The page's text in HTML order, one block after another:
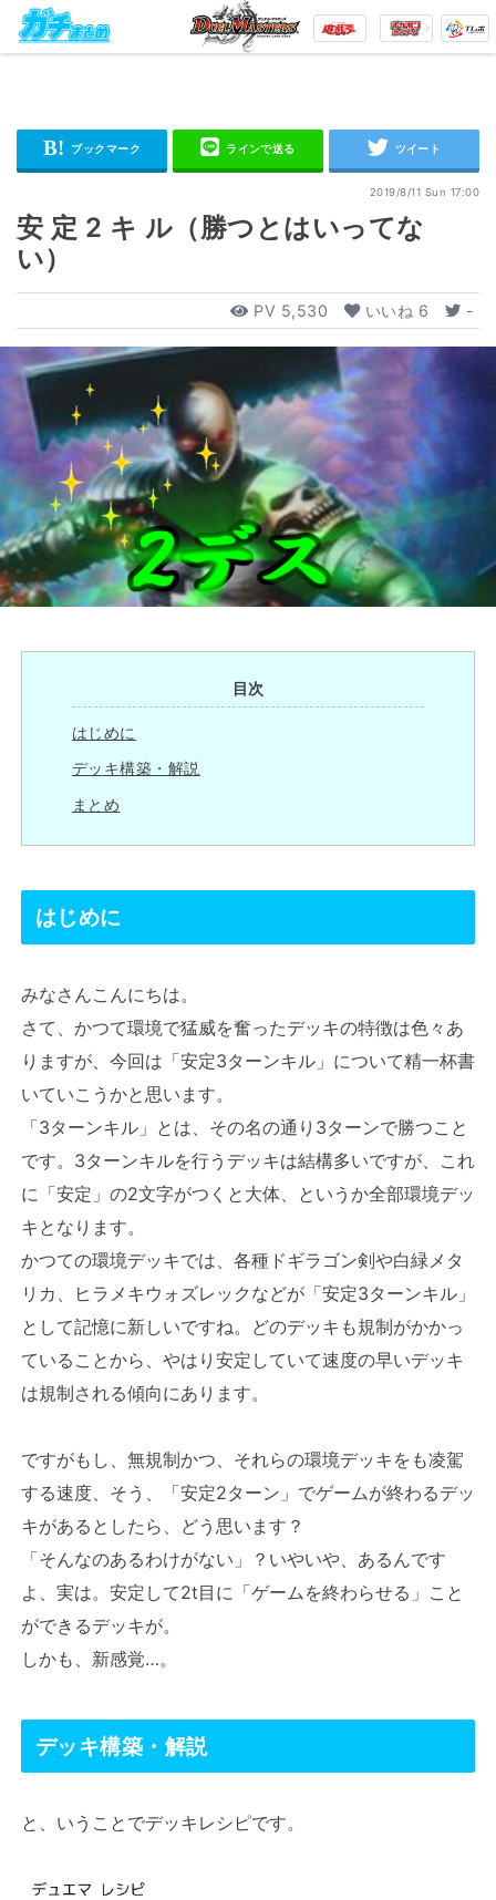
2019/8/11 Sun 17:00
安 定 2 キ ル（勝つとはいってな
い）
PV 5,530 いいね 6 -
目次
はじめに
デッキ構築・解説
まとめ
はじめに
みなさんこんにちは。
さて、かつて環境で猛威を奮ったデッキの特徴は色々あ
りますが、今回は「安定3ターンキル」について精一杯書
いていこうかと思います。
「3ターンキル」とは、その名の通り3ターンで勝つこと
です。3ターンキルを行うデッキは結構多いですが、これ
に「安定」の2文字がつくと大体、というか全部環境デッ
キとなります。
かつての環境デッキでは、各種ドギラゴン剣や白緑メタ
リカ、ヒラメキウォズレックなどが「安定3ターンキル」
として記憶に新しいですね。どのデッキも規制がかかっ
ていることから、やはり安定していて速度の早いデッキ
は規制される傾向にあります。
ですがもし、無規制かつ、それらの環境デッキをも凌駕
する速度、そう、「安定2ターン」でゲームが終わるデッ
キがあるとしたら、どう思います？
「そんなのあるわけがない」？いやいや、あるんです
よ、実は。安定して2t目に「ゲームを終わらせる」こと
ができるデッキが。
しかも、新感覚…。
デッキ構築・解説
と、いうことでデッキレシピです。